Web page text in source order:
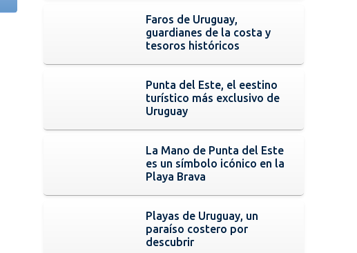
Faros de Uruguay,
guardianes de la costa y
tesoros históricos
Punta del Este, el eestino
turístico más exclusivo de
Uruguay
La Mano de Punta del Este
es un símbolo icónico en la
Playa Brava
Playas de Uruguay, un
paraíso costero por
descubrir